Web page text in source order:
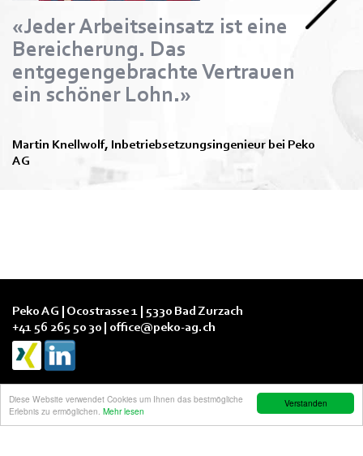
Verstanden
Diese Website verwendet Cookies um Ihnen das bestmögliche
Erlebnis zu ermöglichen. Mehr lesen
«Jeder Arbeitseinsatz ist eine
Bereicherung. Das
entgegengebrachte Vertrauen
ein schöner Lohn.»
Martin Knellwolf, Inbetriebsetzungsingenieur bei Peko
AG
Peko AG | Ocostrasse 1 | 5330 Bad Zurzach
+41 56 265 50 30 | office@peko-ag.ch